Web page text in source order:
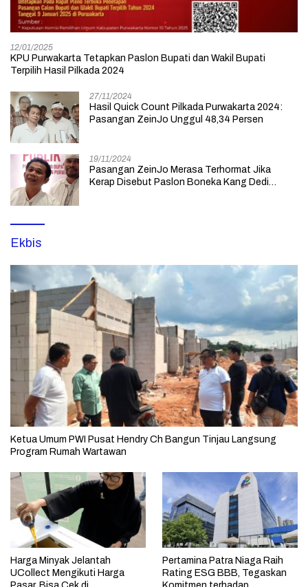
12/01/2025
KPU Purwakarta Tetapkan Paslon Bupati dan Wakil Bupati
Terpilih Hasil Pilkada 2024
27/11/2024
Hasil Quick Count Pilkada Purwakarta 2024:
Pasangan ZeinJo Unggul 48,34 Persen
19/11/2024
Pasangan ZeinJo Merasa Terhormat Jika
Kerap Disebut Paslon Boneka Kang Dedi
Ekbis
Ketua Umum PWI Pusat Hendry Ch Bangun Tinjau Langsung
Program Rumah Wartawan
Harga Minyak Jelantah
UCollect Mengikuti Harga
Pertamina Patra Niaga Raih
Rating ESG BBB, Tegaskan